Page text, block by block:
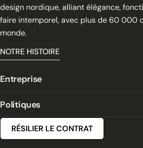
design nordique, alliant élégance,
faire intemporel, avec plus de 60 000
monde.
NOTRE HISTOIRE
Entreprise
Politiques
RÉSILIER LE CONTRAT